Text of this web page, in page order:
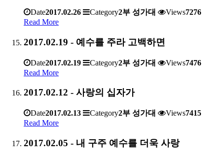
Date2017.02.26 Category2부 성가대 Views7276
Read More
2017.02.19 - 예수를 주라 고백하면
Date2017.02.19 Category2부 성가대 Views7476
Read More
2017.02.12 - 사랑의 십자가
Date2017.02.13 Category2부 성가대 Views7415
Read More
2017.02.05 - 내 구주 예수를 더욱 사랑